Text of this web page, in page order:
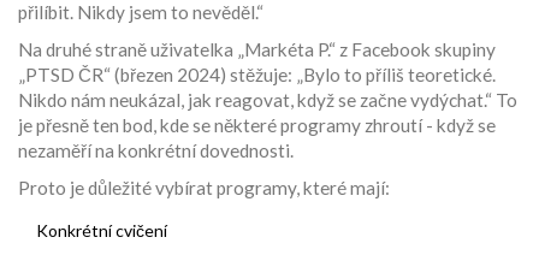
přilíbit. Nikdy jsem to nevěděl.“
Na druhé straně uživatelka „Markéta P.“ z Facebook skupiny
„PTSD ČR“ (březen 2024) stěžuje: „Bylo to příliš teoretické.
Nikdo nám neukázal, jak reagovat, když se začne vydýchat.“ To
je přesně ten bod, kde se některé programy zhroutí - když se
nezaměří na konkrétní dovednosti.
Proto je důležité vybírat programy, které mají:
Konkrétní cvičení